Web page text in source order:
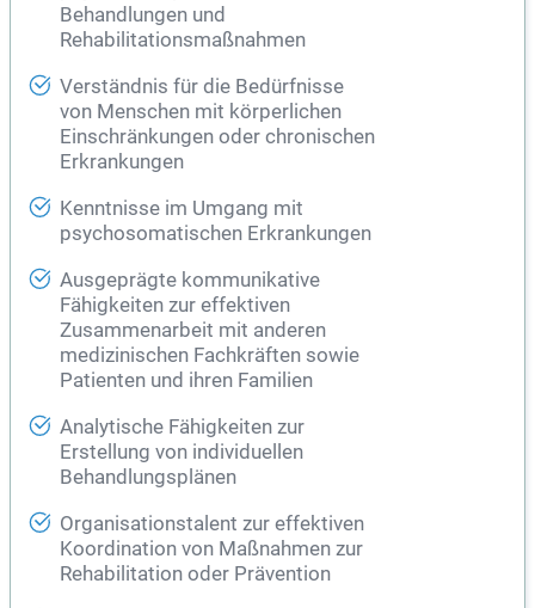
Behandlungen und
Rehabilitationsmaßnahmen
Verständnis für die Bedürfnisse
von Menschen mit körperlichen
Einschränkungen oder chronischen
Erkrankungen
Kenntnisse im Umgang mit
psychosomatischen Erkrankungen
Ausgeprägte kommunikative
Fähigkeiten zur effektiven
Zusammenarbeit mit anderen
medizinischen Fachkräften sowie
Patienten und ihren Familien
Analytische Fähigkeiten zur
Erstellung von individuellen
Behandlungsplänen
Organisationstalent zur effektiven
Koordination von Maßnahmen zur
Rehabilitation oder Prävention